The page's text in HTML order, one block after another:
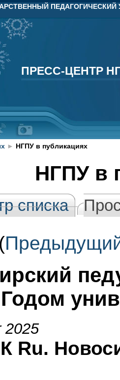
ПЕДАГОГИЧЕСКИЙ
ПРЕСС-ЦЕНТР
ПРЕСС-ЦЕНТР
► НГПУ в публикациях
НГПУ в
списка
2025
Ru.